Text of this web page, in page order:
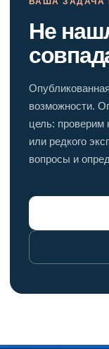
Не
возможности.
цель: проверим
или редкого
вопросы и